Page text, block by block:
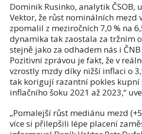
Dominik Rusinko, analytik ČSOB,
Vektor, že růst nominálních mezd
zpomalil z meziročních 7,0 % na
dynamika tak zaostala za tržním
stejně jako za odhadem nás i ČNB
Pozitivní zprávou je fakt, že v
vzrostly mzdy díky nižší inflaci o
tak korigují razantní pokles kupní
inflačního šoku 2021 až 2023,“
„Pomalejší růst mediánu mezd
více si přilepšili lépe placení